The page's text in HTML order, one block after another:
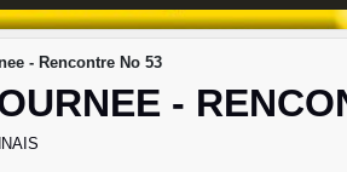
- Rencontre No 53
-